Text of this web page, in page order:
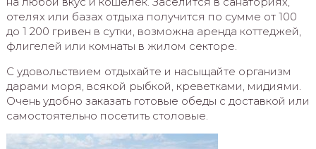
отелях или базах отдыха получится по сумме от 100
до 1 200 гривен в сутки, возможна аренда коттеджей,
флигелей или комнаты в жилом секторе.
С удовольствием отдыхайте и насыщайте организм
дарами моря, всякой рыбкой, креветками, мидиями.
Очень удобно заказать готовые обеды с доставкой или
самостоятельно посетить столовые.